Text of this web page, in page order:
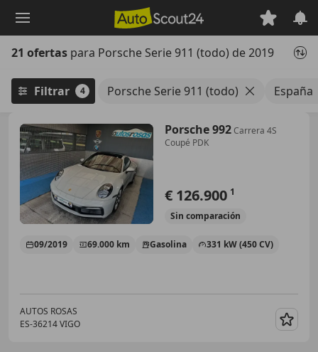
principal
21 ofertas para Porsche Serie 911 (todo) de 2019
Filtrar 4 Porsche Serie 911 (todo) España
Porsche 992Carrera 4S
Coupé PDK
€ 126.900 1
Sin comparación
09/2019 69.000 km Gasolina 331 kW (450 CV)
AUTOS ROSAS
ES-36214 VIGO